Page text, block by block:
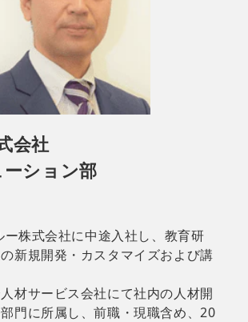
会社
ション部
株式会社に中途入社し、教育研
新規開発・カスタマイズおよび講
材サービス会社にて社内の人材開
門に所属し、前職・現職含め、20